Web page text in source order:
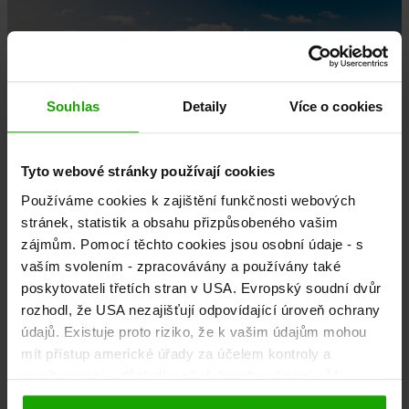
Souhlas Detaily Více o cookies
Tyto webové stránky používají cookies
Používáme cookies k zajištění funkčnosti webových
stránek, statistik a obsahu přizpůsobeného vašim
zájmům. Pomocí těchto cookies jsou osobní údaje - s
vaším svolením - zpracovávány a používány také
poskytovateli třetích stran v USA. Evropský soudní dvůr
rozhodl, že USA nezajišťují odpovídající úroveň ochrany
údajů. Existuje proto riziko, že k vašim údajům mohou
mít přístup americké úřady za účelem kontroly a
monitorování v důsledku příslušných nařízení vůči
poskytovatelům třetích stran (např. Google, Meta) a že
Contact
Kabinenbahn Petzen
Unterort 52
9143 St. Michael/Bleiburg
Tel: +43 4235 2246